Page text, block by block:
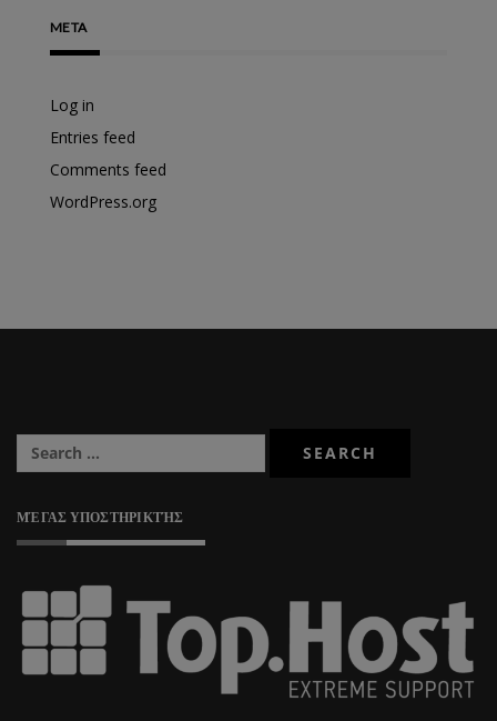
META
Log in
Entries feed
Comments feed
WordPress.org
ΜΈΓΑΣ ΥΠΟΣΤΗΡΙΚΤΉΣ